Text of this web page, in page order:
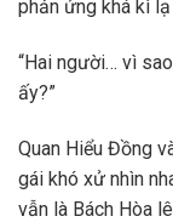
phản ứng khá kì
“Hai người… vì
ấy?”
Quan Hiểu Đồng
gái khó xử nhìn
vẫn là Bách Hòa